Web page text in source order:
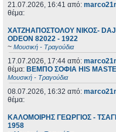
21.07.2026, 16:41 από:
θέμα:
ΧΑΤΖΗΑΠΟΣΤΟΛΟΥ ΝΙΚΟΣ-
ODEON 82022 - 1922
~ Μουσική - Τραγούδια
17.07.2026, 17:44 από:
θέμα: ΒΕΜΠΟ ΣΟΦΙΑ HIS
Μουσική - Τραγούδια
08.07.2026, 16:32 από:
θέμα:
ΚΑΛΟΜΟΙΡΗΣ ΓΕΩΡΓΙΟΣ -
1958